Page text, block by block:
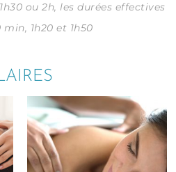
ou 2h, les durées effectives
1h20 et 1h50